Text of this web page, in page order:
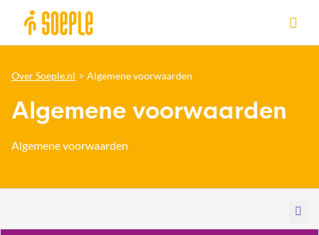
Ga naar de homepage van Sittard-Geleen
Over Soeple.nl Algemene voorwaarden
Algemene voorwaarden
Algemene voorwaarden